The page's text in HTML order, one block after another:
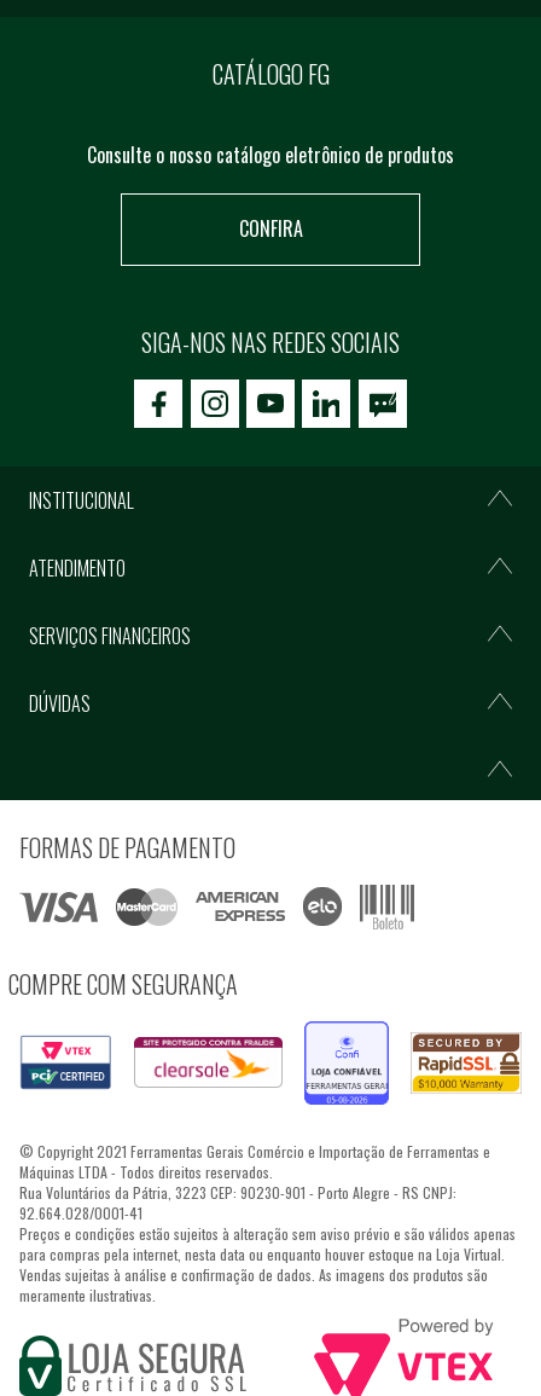
CATÁLOGO FG
Consulte o nosso catálogo eletrônico de produtos
CONFIRA
SIGA-NOS NAS REDES SOCIAIS
icon-facebookicon-social02icon-social03
INSTITUCIONAL
ATENDIMENTO
SERVIÇOS FINANCEIROS
DÚVIDAS
FORMAS DE PAGAMENTO
COMPRE COM SEGURANÇA
© Copyright 2021 Ferramentas Gerais Comércio e Importação de Ferramentas e
Máquinas LTDA - Todos direitos reservados.
Rua Voluntários da Pátria, 3223 CEP: 90230-901 - Porto Alegre - RS CNPJ:
92.664.028/0001-41
Preços e condições estão sujeitos à alteração sem aviso prévio e são válidos apenas
para compras pela internet, nesta data ou enquanto houver estoque na Loja Virtual.
Vendas sujeitas à análise e confirmação de dados. As imagens dos produtos são
meramente ilustrativas.